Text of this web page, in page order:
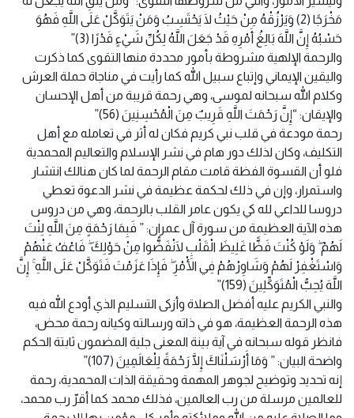
مَخْرَجًا (2) وَيَرْزُقْهُ مِنْ حَيْثُ لَا يَحْتَسِبُ وَمَنْ يَتَوَكَّلْ عَلَى اللَّهِ فَهُوَ
حَسْبُهُ إِنَّ اللَّهَ بَالِغُ أَمْرِهِ قَدْ جَعَلَ اللَّهُ لِكُلِّ شَيْءٍ قَدْرًا (3)”
والرحمة الإلهية مشروطة بأمور محددة منها التقوى كما ذكرت
واليقين الإيماني وإتباع سبيل الله كما رأيت في مناجاة حملة العرش
وكلام الله سبحانه لموسى، وهي رحمة قريبة من أهل الإحسان
والإيقان: “إِنَّ رَحْمَتَ اللَّهِ قَرِيبٌ مِنَ الْمُحْسِنِينَ (56)”
رحمة مودعة في قلب نبي كريم فكان له أثر في تعامله مع أهل
التكليف، وكان لذلك دور هام في نشر الإسلام والتعاليم المحمدية
فلو أن القسوة الفظة قامت مقام الرحمة لما كان هنالك انتشار
واستمرار، وإن في ذلك لحكمة عظيمة في نشر الدعوة تعطي
دروسا للداعي لله كي يكون عامر القلب بالرحمة، وهي من دروس
هذه الآية العظيمة من سورة آل عمران: ” فَبِمَا رَحْمَةٍ مِنَ اللَّهِ لِنْتَ
لَهُمْ ۖ وَلَوْ كُنْتَ فَظًّا غَلِيظَ الْقَلْبِ لَانْفَضُّوا مِنْ حَوْلِكَ ۖ فَاعْفُ عَنْهُمْ
وَاسْتَغْفِرْ لَهُمْ وَشَاوِرْهُمْ فِي الْأَمْرِ ۖ فَإِذَا عَزَمْتَ فَتَوَكَّلْ عَلَى اللَّهِ ۚ إِنَّ
اللَّهَ يُحِبُّ الْمُتَوَكِّلِينَ (159)”
والنبي الكريم عليه أفضل الصلاة وأزكى التسليم الذي أودع الله فيه
هذه الرحمة العظيمة، هو في ذاته ورسالته وكيانه رحمة محض،
فانظر قوله سبحانه في آية بينة المعنى جلية المضمون ثابتة الحكم
واضحة البيان: ” وَمَا أَرْسَلْنَاكَ إِلَّا رَحْمَةً لِلْعَالَمِينَ (107)”
إنه تحديد وتوضيح لجوهر المهمة وحقيقة الذات المحمدية، رحمة
للعالمين مرسلة من رب العالمين، فذلك محمد كما أقرّ رب محمد،